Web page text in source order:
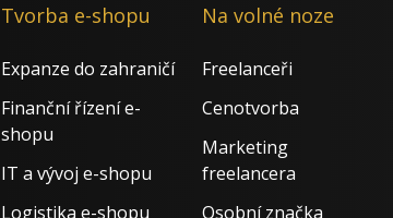
Tvorba e-shopu
Expanze do zahraničí
Finanční řízení e-
shopu
IT a vývoj e-shopu
Logistika e-shopu
Na volné noze
Freelanceři
Cenotvorba
Marketing
freelancera
Osobní značka